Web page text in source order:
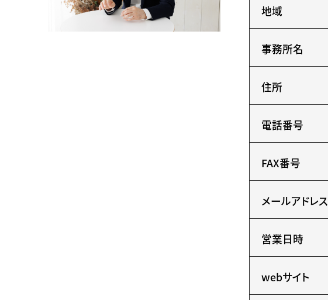
地域
事務所名
住所
電話番号
FAX番号
メールアドレス
営業日時
webサイト